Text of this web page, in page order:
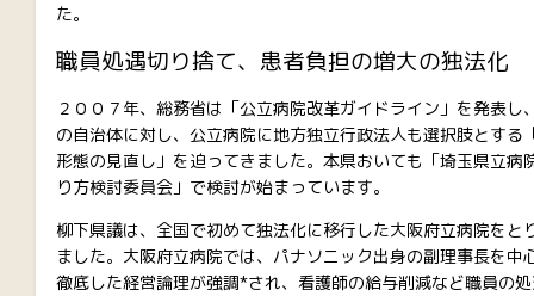
た。
職員処遇切り捨て、患者負担の増大の独法化
２００７年、総務省は「公立病院改革ガイドライン」を発表し
の自治体に対し、公立病院に地方独立行政法人も選択肢とする
形態の見直し」を迫ってきました。本県おいても「埼玉県立病
り方検討委員会」で検討が始まっています。
柳下県議は、全国で初めて独法化に移行した大阪府立病院をと
ました。大阪府立病院では、パナソニック出身の副理事長を中
徹底した経営論理が強調*され、看護師の給与削減など職員の